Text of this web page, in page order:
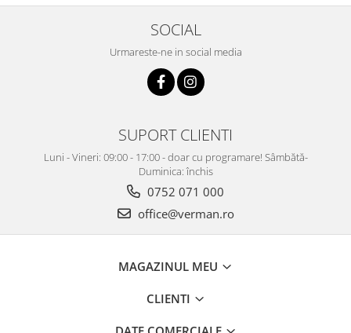
SOCIAL
Urmareste-ne in social media
SUPORT CLIENTI
Luni - Vineri: 09:00 - 17:00 - doar cu programare! Sâmbătă-
Duminica: închis
0752 071 000
office@verman.ro
MAGAZINUL MEU
CLIENTI